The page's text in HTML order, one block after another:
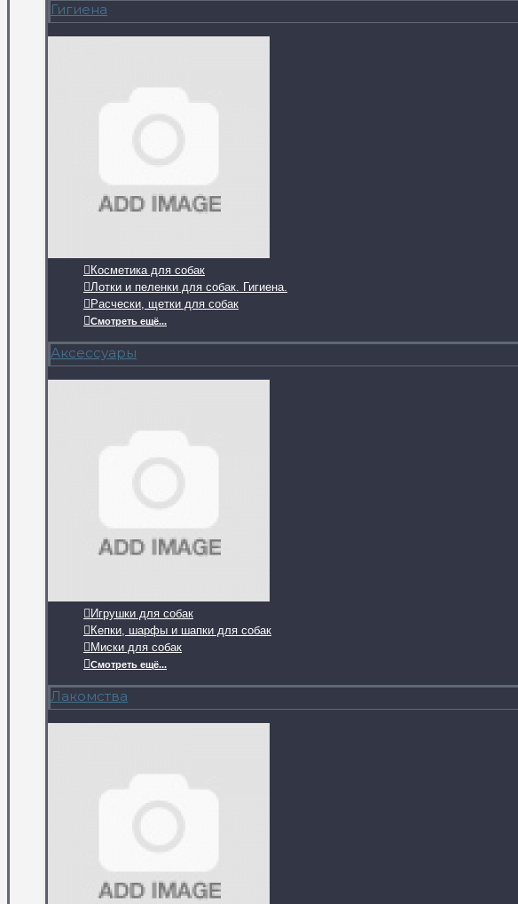
Гигиена
Косметика для собак
Лотки и пеленки для собак. Гигиена.
Расчески, щетки для собак
Смотреть ещё...
Аксессуары
Игрушки для собак
Кепки, шарфы и шапки для собак
Миски для собак
Смотреть ещё...
Лакомства